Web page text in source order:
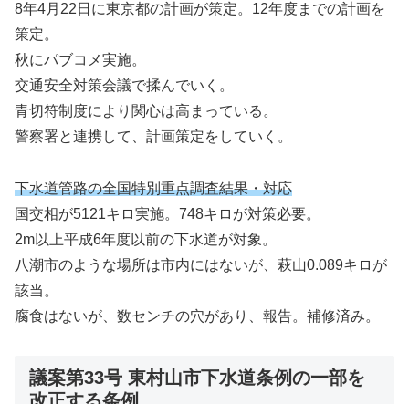
8年4月22日に東京都の計画が策定。12年度までの計画を
策定。
秋にパブコメ実施。
交通安全対策会議で揉んでいく。
青切符制度により関心は高まっている。
警察署と連携して、計画策定をしていく。
下水道管路の全国特別重点調査結果・対応
国交相が5121キロ実施。748キロが対策必要。
2m以上平成6年度以前の下水道が対象。
八潮市のような場所は市内にはないが、萩山0.089キロが
該当。
腐食はないが、数センチの穴があり、報告。補修済み。
議案第33号 東村山市下水道条例の一部を